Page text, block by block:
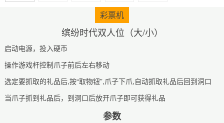
彩票机
缤纷时代双人位（大/小）
启动电源，投入硬币
操作游戏杆控制爪子前后左右移动
选定要抓取的礼品后,按“取物钮”,爪子下爪,自动抓取礼品后回到洞口
当爪子抓到礼品后，到洞口后放开爪子即可获得礼品
参数